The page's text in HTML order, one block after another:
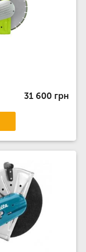
31 600 грн